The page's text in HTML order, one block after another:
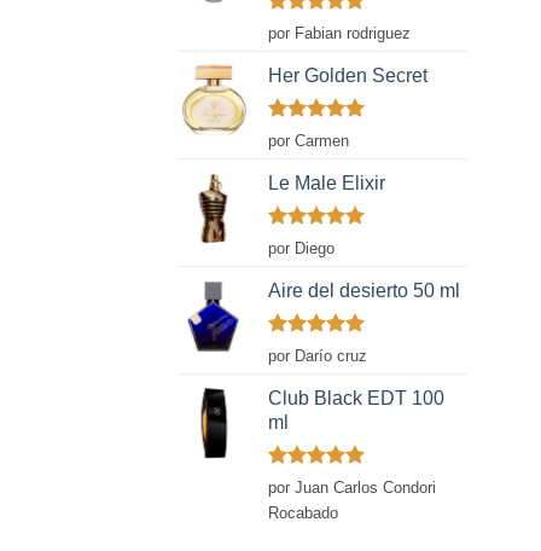
Valorado
con
por Fabian rodriguez
Her Golden Secret
Valorado
con
por Carmen
Le Male Elixir
Valorado
con
de 5
por Diego
Aire del desierto 50 ml
Valorado
con
por Darío cruz
Club Black EDT 100
ml
Valorado
con 5 de 5
por Juan Carlos Condori
Rocabado